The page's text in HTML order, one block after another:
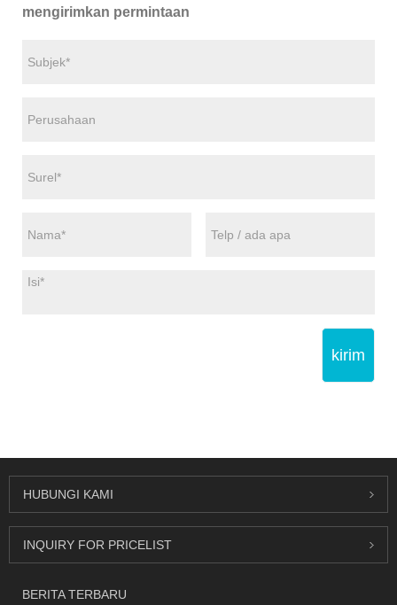
mengirimkan permintaan
kirim
HUBUNGI KAMI
INQUIRY FOR PRICELIST
BERITA TERBARU